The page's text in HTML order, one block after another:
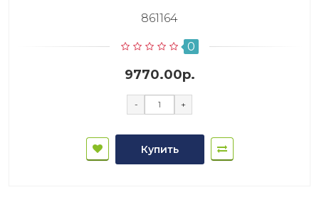
861164
0
9770.00р.
- +
Купить